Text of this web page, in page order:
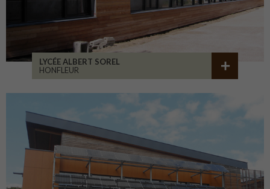
LYCÉE ALBERT SOREL
HONFLEUR